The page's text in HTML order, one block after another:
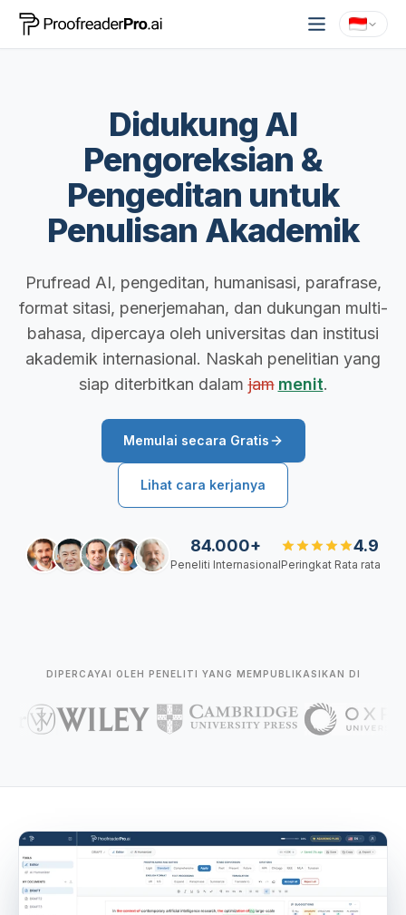
Didukung AI
Pengoreksian &
Pengeditan untuk
Penulisan Akademik
Prufread AI, pengeditan, humanisasi, parafrase,
format sitasi, penerjemahan, dan dukungan multi-
bahasa, dipercaya oleh universitas dan institusi
akademik internasional. Naskah penelitian yang
siap diterbitkan dalam jam menit.
Memulai secara Gratis
Lihat cara kerjanya
84.000+
Peneliti Internasional
4.9
Peringkat Rata rata
DIPERCAYAI OLEH PENELITI YANG MEMPUBLIKASIKAN DI